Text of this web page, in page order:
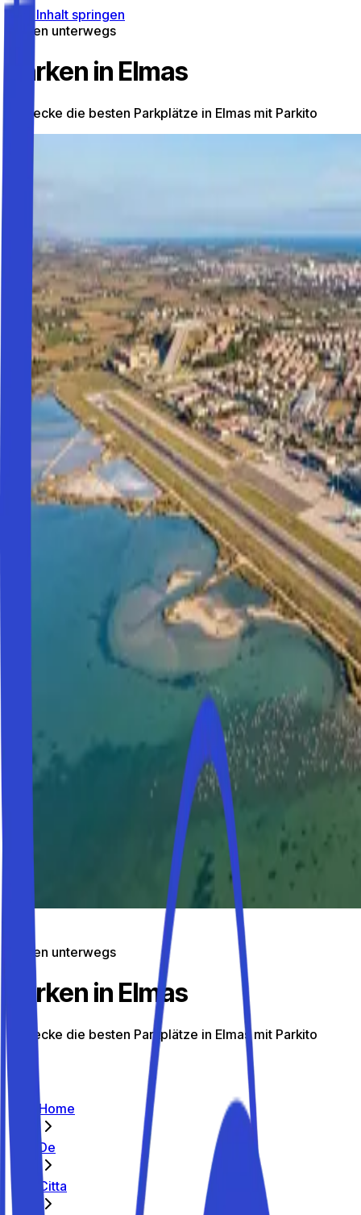
Zum Inhalt springen
Parken unterwegs
Parken in Elmas
Entdecke die besten Parkplätze in Elmas mit Parkito
Parken unterwegs
Parken in Elmas
Entdecke die besten Parkplätze in Elmas mit Parkito
Home
De
Citta